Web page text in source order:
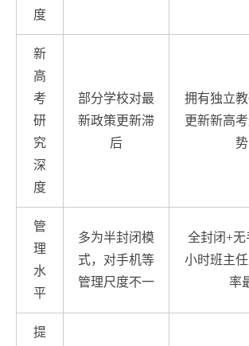
度
新
高
考
研
究
深
度
部分学校对最
新政策更新滞
后
拥有独立
更新新高
管
理
水
平
多为半封闭模
式，对手机等
管理尺度不一
全封闭+无
小时班主
率
提